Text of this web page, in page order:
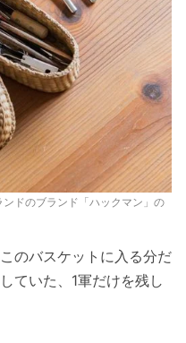
ドのブランド「ハックマン」の
のバスケットに入る分だ
ていた、1軍だけを残し